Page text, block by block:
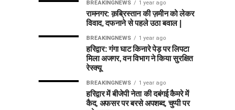
BREAKINGNEWS 1 year ago
रामनगर: क़ब्रिस्तान की ज़मीन को लेकर
विवाद, दफनाने से पहले उठा बवाल |
BREAKINGNEWS 1 year ago
हरिद्वार: गंगा घाट किनारे पेड़ पर लिपटा
मिला अजगर, वन विभाग ने किया सुरक्षित
रेस्क्यू
BREAKINGNEWS 1 year ago
हरिद्वार में बीजेपी नेता की दबंगई कैमरे में
कैद, अफसर पर बरसे अपशब्द, चुप्पी पर